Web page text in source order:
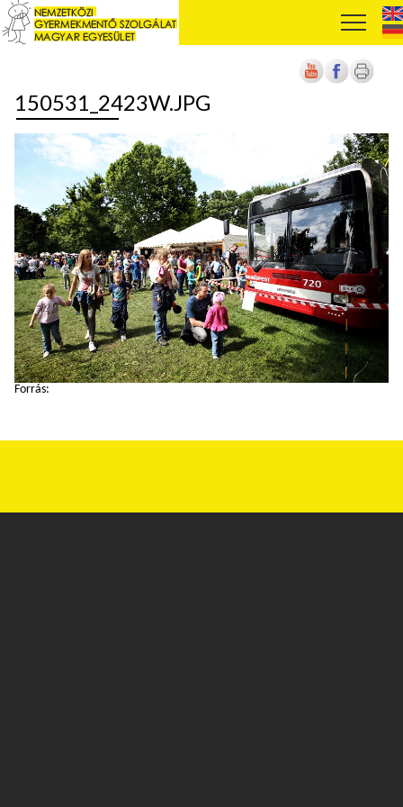
150531_2423W.JPG
Forrás: